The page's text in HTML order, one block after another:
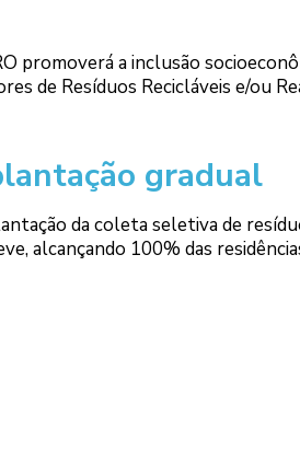
promoverá a inclusão
de Resíduos Recicláveis e/ou
gradual
da coleta seletiva de
alcançando 100% das